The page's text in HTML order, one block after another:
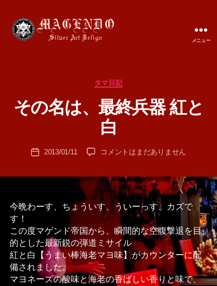
メニュー
カ
ゴ
リ
ー
タマ日記
その名は、最終兵器 紅と
白
作
T
A
投
2013/01/11
そ
は、
最
終
兵
器
紅
と
白
へ
の
コメントはまだありません
今晩わーす、ちょういす、ういーっす、カズで
す！
この度マゲンド帝国から、瞬間的な空腹撃退を目
的とした最新鋭の弾道ミサイル
紅と白【うまい棒海老マヨ味】がカウンターに配
備されました。
マヨネーズの酸味と海老の香ばしい香りと味で、